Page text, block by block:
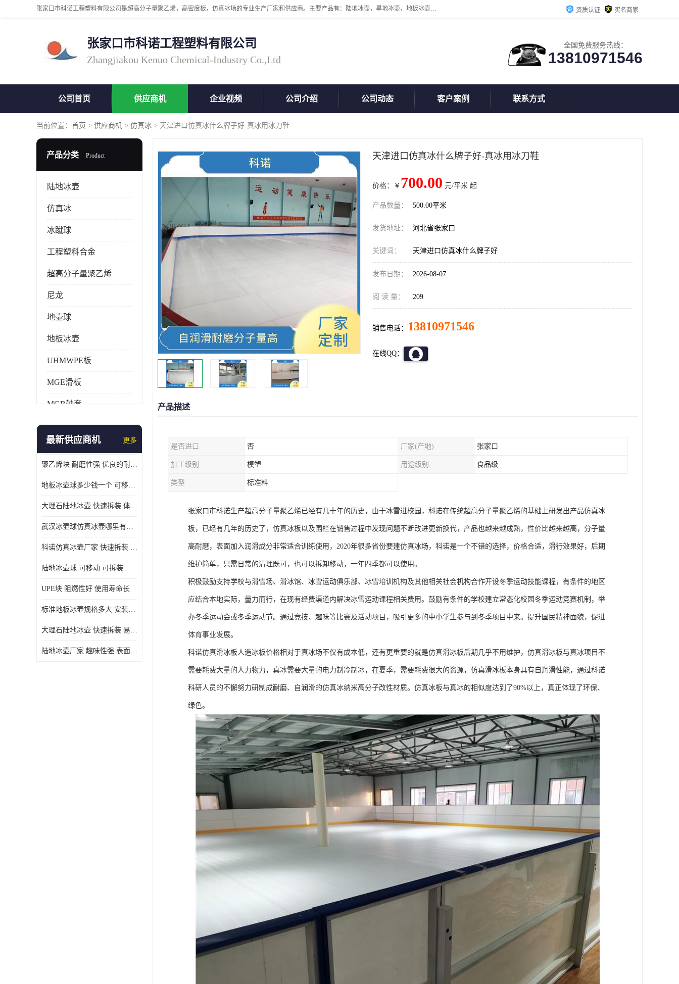
张家口市科诺工程塑料有限公司是超高分子量聚乙烯，高密度板，仿真冰场的专业生产厂家和供应商。主要产品有：陆地冰壶，旱地冰壶，地板冰壶，地壶球，仿真冰壶，仿真冰，冰蹴球，MGB轴套，MGE滑板，高密度板，仿真冰场等产品。欢迎有需要的朋友前来联系。 资质认证 实名商家
张家口市科诺工程塑料有限公司
Zhangjiakou Kenuo Chemical-Industry Co.,Ltd
全国免费服务热线：
13810971546
公司首页 供应商机 企业视频 公司介绍 公司动态 客户案例 联系方式
当前位置： 首页 > 供应商机 > 仿真冰 > 天津进口仿真冰什么牌子好-真冰用冰刀鞋
产品分类 Product
陆地冰壶
仿真冰
冰蹴球
工程塑料合金
超高分子量聚乙烯
尼龙
地壶球
地板冰壶
UHMWPE板
MGE滑板
MGB轴套
旱地冰壶
MGA滑板滑块
MGE滑板滑块
最新供应商机 更多
聚乙烯块 耐磨性强 优良的耐低温
地板冰壶球多少钱一个 可移动 可拆装 滑行阻力小
大理石陆地冰壶 快速拆装 体积小 重量轻
武汉冰壶球仿真冰壶哪里有卖 趣味性强 体积小 重量轻
科诺仿真冰壶厂家 快速拆装 不受季节影响
陆地冰壶球 可移动 可拆装 表面具有自润滑功能
UPE块 阻燃性好 使用寿命长
标准地板冰壶规格多大 安装简单 方便携带和存储
大理石陆地冰壶 快速拆装 易于学习和掌握
陆地冰壶厂家 趣味性强 表面具有自润滑功能
天津进口仿真冰什么牌子好-真冰用冰刀鞋
价格：￥ 700.00 元/平米 起
产品数量： 500.00平米
发货地址： 河北省张家口
关键词： 天津进口仿真冰什么牌子好
发布日期： 2026-08-07
阅 读 量： 209
销售电话： 13810971546
在线QQ：
产品描述
是否进口 否 厂家(产地) 张家口
加工级别 模塑 用途级别 食品级
类型 标准料
张家口市科诺生产超高分子量聚乙烯已经有几十年的历史，由于冰雪进校园，科诺在传统超高分子量聚乙烯的基础上研发出产品仿真冰
板，已经有几年的历史了，仿真冰板以及围栏在销售过程中发现问题不断改进更新换代，产品也越来越成熟，性价比越来越高，分子量
高耐磨，表面加入润滑成分非常适合训练使用，2020年很多省份要建仿真冰场，科诺是一个不错的选择，价格合适，滑行效果好，后期
维护简单，只需日常的清理既可，也可以拆卸移动，一年四季都可以使用。
积极鼓励支持学校与滑雪场、滑冰馆、冰雪运动俱乐部、冰雪培训机构及其他相关社会机构合作开设冬季运动技能课程，有条件的地区
应结合本地实际，量力而行，在现有经费渠道内解决冰雪运动课程相关费用。鼓励有条件的学校建立常态化校园冬季运动竞赛机制，举
办冬季运动会或冬季运动节。通过竞技、趣味等比赛及活动项目，吸引更多的中小学生参与到冬季项目中来。提升国民精神面貌，促进
体育事业发展。
科诺仿真滑冰板人造冰板价格相对于真冰场不仅有成本低，还有更重要的就是仿真滑冰板后期几乎不用维护，仿真滑冰板与真冰项目不
需要耗费大量的人力物力，真冰需要大量的电力制冷制冰，在夏季，需要耗费很大的资源，仿真滑冰板本身具有自润滑性能，通过科诺
科研人员的不懈努力研制成耐磨、自润滑的仿真冰纳米高分子改性材质。仿真冰板与真冰的相似度达到了90%以上，真正体现了环保、
绿色。